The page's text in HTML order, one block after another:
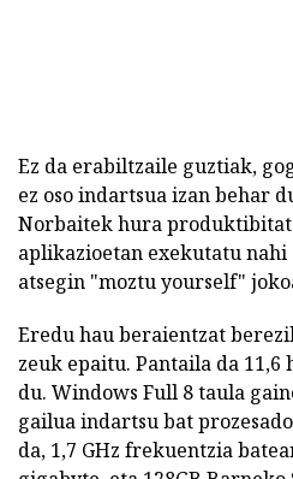
Ez da erabiltzaile guztiak,
ez oso indartsua izan behar
Norbaitek hura
aplikazioetan exekutatu
atsegin "moztu yourself"
Eredu hau beraientzat
zeuk epaitu. Pantaila da
du. Windows Full 8 taula
gailua indartsu bat
da, 1,7 GHz frekuentzia